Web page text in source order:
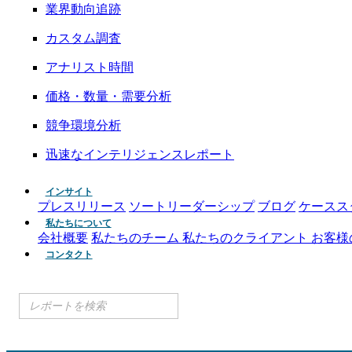
業界動向追跡
カスタム調査
アナリスト時間
価格・数量・需要分析
競争環境分析
迅速なインテリジェンスレポート
インサイト
プレスリリース ソートリーダーシップ ブログ ケースス
私たちについて
会社概要 私たちのチーム 私たちのクライアント お客様
コンタクト